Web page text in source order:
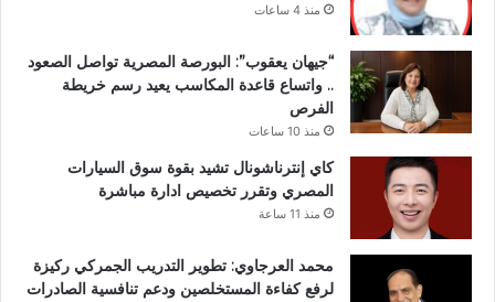
منذ 4 ساعات
“جيهان يعقوب”: البورصة المصرية تواصل الصعود
.. واتساع قاعدة المكاسب يعيد رسم خريطة
الفرص
منذ 10 ساعات
كاي إنترناشونال تشيد بقوة سوق السيارات
المصري وتقرر تخصيص ادارة مباشرة
منذ 11 ساعة
محمد العرجاوي: تطوير التدريب الجمركي ركيزة
لرفع كفاءة المستخلصين ودعم تنافسية الصادرات